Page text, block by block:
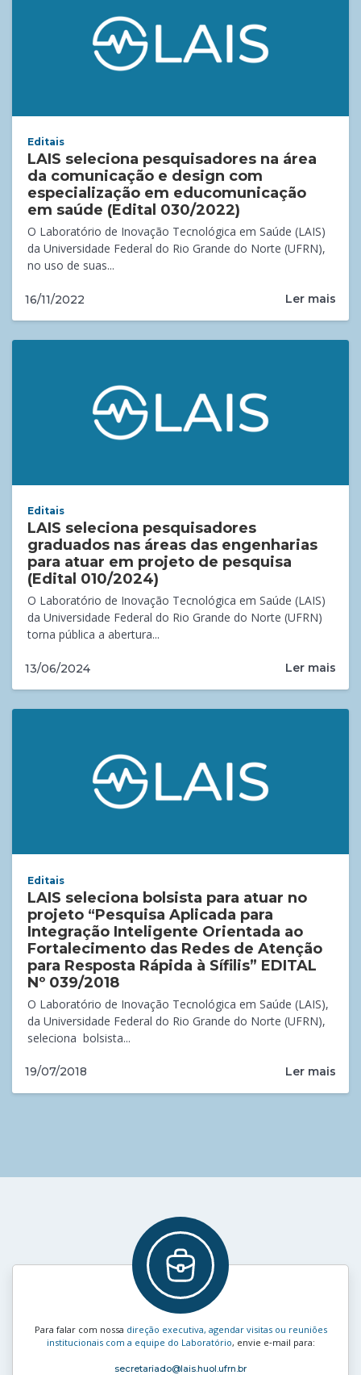
Editais
LAIS seleciona pesquisadores na área
da comunicação e design com
especialização em educomunicação
em saúde (Edital 030/2022)
O Laboratório de Inovação Tecnológica em Saúde (LAIS)
da Universidade Federal do Rio Grande do Norte (UFRN),
no uso de suas...
16/11/2022 Ler mais
Editais
LAIS seleciona pesquisadores
graduados nas áreas das engenharias
para atuar em projeto de pesquisa
(Edital 010/2024)
O Laboratório de Inovação Tecnológica em Saúde (LAIS)
da Universidade Federal do Rio Grande do Norte (UFRN)
torna pública a abertura...
13/06/2024 Ler mais
Editais
LAIS seleciona bolsista para atuar no
projeto “Pesquisa Aplicada para
Integração Inteligente Orientada ao
Fortalecimento das Redes de Atenção
para Resposta Rápida à Sífilis” EDITAL
Nº 039/2018
O Laboratório de Inovação Tecnológica em Saúde (LAIS),
da Universidade Federal do Rio Grande do Norte (UFRN),
seleciona bolsista...
19/07/2018 Ler mais
Para falar com nossa direção executiva, agendar visitas ou reuniões
institucionais com a equipe do Laboratório, envie e‑mail para:
secretariado@lais.huol.ufrn.br